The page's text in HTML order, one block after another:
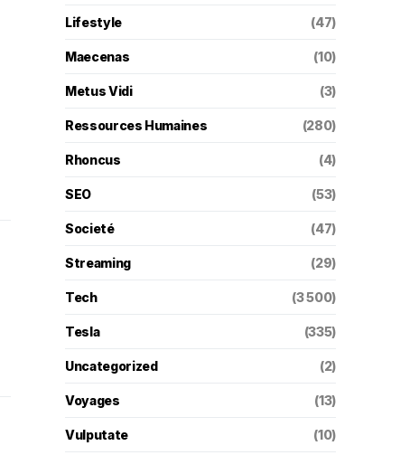
Lifestyle (47)
Maecenas (10)
Metus Vidi (3)
Ressources Humaines (280)
Rhoncus (4)
SEO (53)
Societé (47)
Streaming (29)
Tech (3 500)
Tesla (335)
Uncategorized (2)
Voyages (13)
Vulputate (10)